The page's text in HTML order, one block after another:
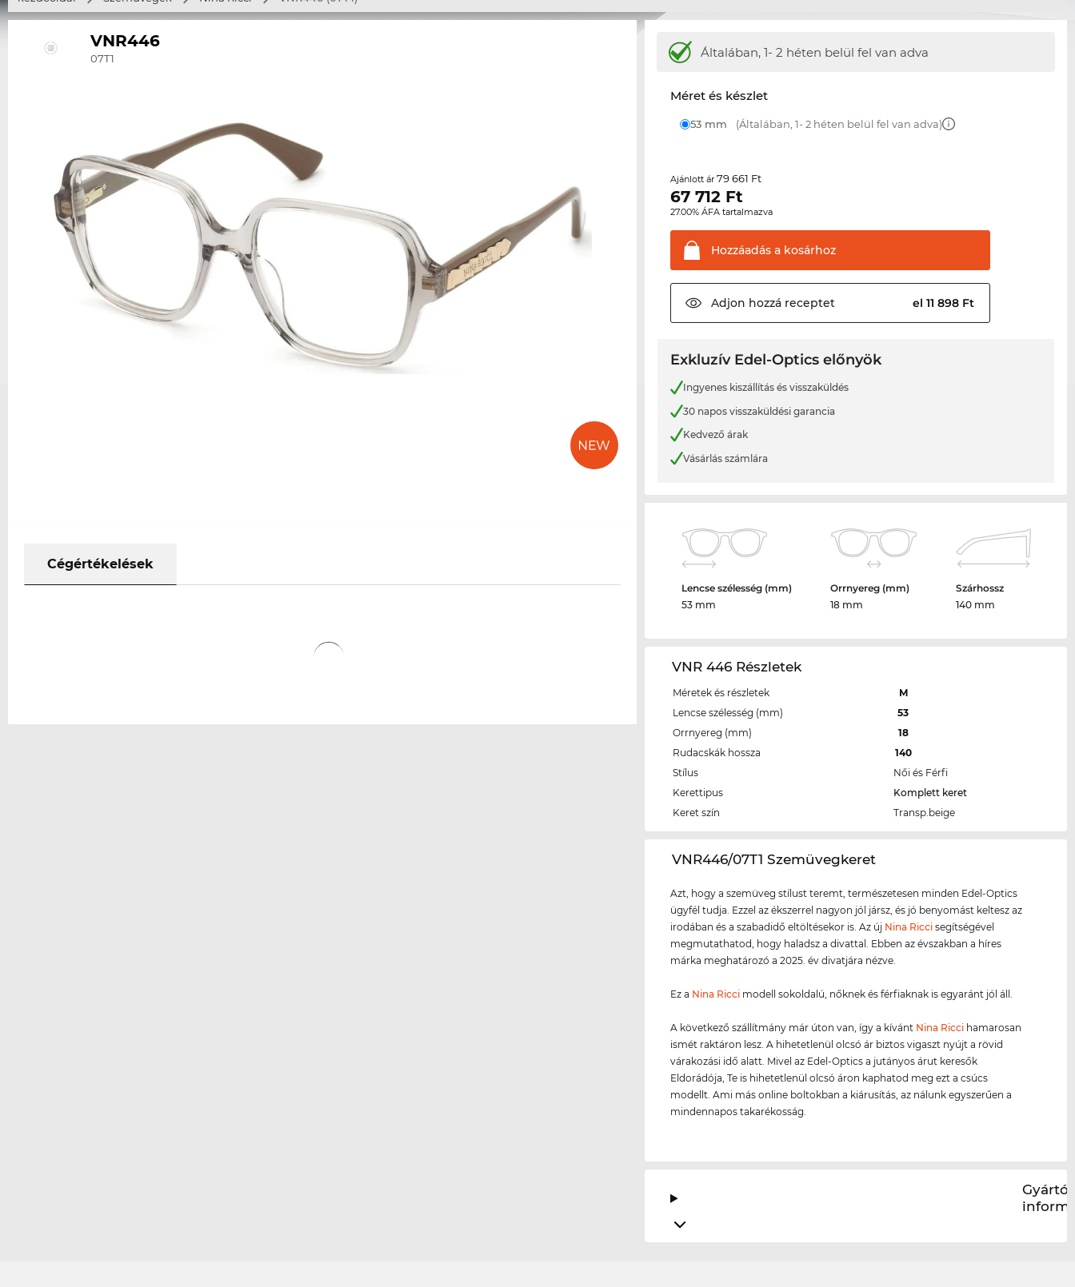
VNR446
07T1
Cégértékelések
Általában, 1- 2 héten belül fel van adva
Méret és készlet
53 mm (Általában, 1- 2 héten belül fel van adva)
Ajánlott ár79 661 Ft
67 712 Ft
27.00% ÁFA tartalmazva
Hozzáadás a kosárhoz
Adjon hozzá receptet el 11 898 Ft
Exkluzív Edel-Optics előnyök
Ingyenes kiszállítás és visszaküldés
30 napos visszaküldési garancia
Kedvező árak
Vásárlás számlára
Lencse szélesség (mm)
53 mm
Orrnyereg (mm)
18 mm
Szárhossz
140 mm
VNR 446 Részletek
Méretek és részletek
M
Lencse szélesség (mm)
53
Orrnyereg (mm)
18
Rudacskák hossza
140
Stílus
Női és Férfi
Kerettipus
Komplett keret
Keret szín
Transp.beige
‌VNR446/07T1 Szemüvegkeret
Azt, hogy a szemüveg stílust teremt, természetesen minden Edel-Optics
ügyfél tudja. Ezzel az ékszerrel nagyon jól jársz, és jó benyomást keltesz az
irodában és a szabadidő eltöltésekor is. Az új Nina Ricci segítségével
megmutathatod, hogy haladsz a divattal. Ebben az évszakban a híres
márka meghatározó a 2025. év divatjára nézve.
Ez a Nina Ricci modell sokoldalú, nőknek és férfiaknak is egyaránt jól áll.
A következő szállítmány már úton van, így a kívánt Nina Ricci hamarosan
ismét raktáron lesz. A hihetetlenül olcsó ár biztos vigaszt nyújt a rövid
várakozási idő alatt. Mivel az Edel-Optics a jutányos árut keresők
Eldorádója, Te is hihetetlenül olcsó áron kaphatod meg ezt a csúcs
modellt. Ami más online boltokban a kiárusítás, az nálunk egyszerűen a
mindennapos takarékosság.
Gyártói